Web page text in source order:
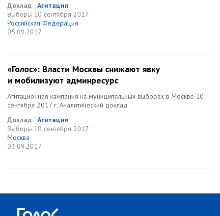
Доклад
Агитация
Выборы 10 сентября 2017
Российская Федерация
05.09.2017
«Голос»: Власти Москвы снижают явку
и мобилизуют админресурс
Агитационная кампания на муниципальных выборах в Москве 10
сентября 2017 г. Аналитический доклад
Доклад
Агитация
Выборы 10 сентября 2017
Москва
03.09.2017